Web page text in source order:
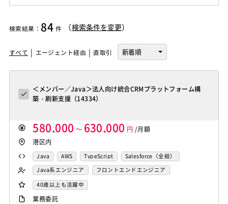
検索結果 ： 84 件 （検索条件を変更）
すべて エージェント経由 直取引
＜メンバー／Java＞法人向け統合CRMプラットフォーム構
築・刷新支援（14334）
580,000 ～ 630,000 円 /月額
港区内
Java AWS TypeScript
Salesforce（全般）
Java系エンジニア
フロントエンドエンジニア
業務系エンジニア
40歳以上も活躍中
業務委託